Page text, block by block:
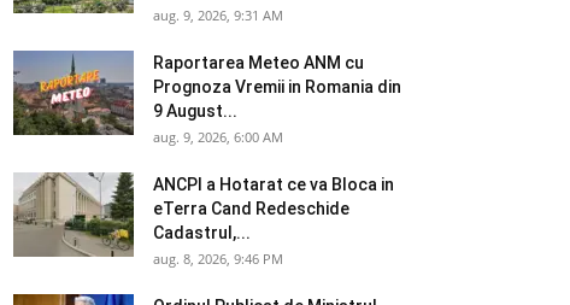
aug. 9, 2026, 9:31 AM
Raportarea Meteo ANM cu
Prognoza Vremii in Romania din
9 August...
aug. 9, 2026, 6:00 AM
ANCPI a Hotarat ce va Bloca in
eTerra Cand Redeschide
Cadastrul,...
aug. 8, 2026, 9:46 PM